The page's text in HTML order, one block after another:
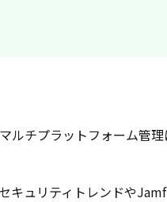
ルチプラットフォーム管
キュリティトレンドや